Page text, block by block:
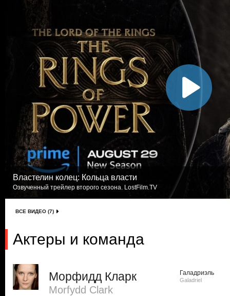
Властелин колец: Кольца власти
Озвученный трейлер второго сезона. LostFilm.TV
ВСЕ ВИДЕО (7)
Актеры и команда
Морфидд Кларк
Morfydd Clark
Галадриэль
Galadriel